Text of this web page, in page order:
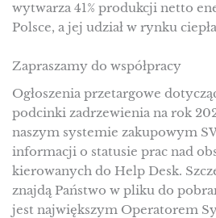
wytwarza 41% produkcji netto
Polsce, a jej udział w rynku
Zapraszamy do współpracy
Ogłoszenia przetargowe
podcinki zadrzewienia na rok
naszym systemie zakupowym
informacji o statusie prac nad
kierowanych do Help Desk.
znajdą Państwo w pliku do
jest największym Operatorem